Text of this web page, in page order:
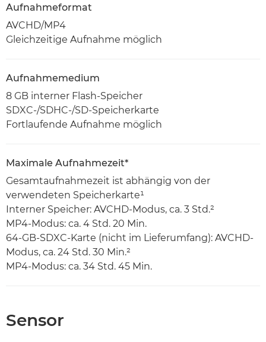
Aufnahmeformat
AVCHD/MP4
Gleichzeitige Aufnahme möglich
Aufnahmemedium
8 GB interner Flash-Speicher
SDXC-/SDHC-/SD-Speicherkarte
Fortlaufende Aufnahme möglich
Maximale Aufnahmezeit*
Gesamtaufnahmezeit ist abhängig von der
verwendeten Speicherkarte¹
Interner Speicher: AVCHD-Modus, ca. 3 Std.²
MP4-Modus: ca. 4 Std. 20 Min.
64-GB-SDXC-Karte (nicht im Lieferumfang): AVCHD-
Modus, ca. 24 Std. 30 Min.²
MP4-Modus: ca. 34 Std. 45 Min.
Sensor